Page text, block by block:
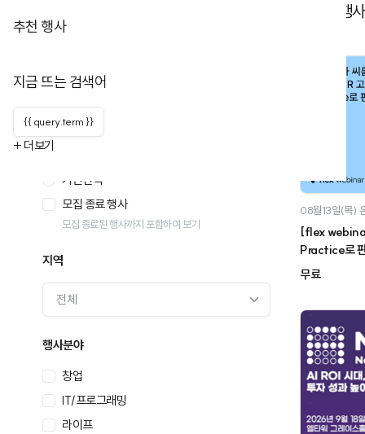
추천 행사
지금 뜨는 검색어
{{ query.term }}
+ 더보기
모든날
오늘
이번주
기간선택
모집 종료 행사
모집 종료된 행사까지 포함하여 보기
지역
행사분야
창업
IT/프로그래밍
라이프
개의 행
08월13일(목)
[flex
Practice로
무료